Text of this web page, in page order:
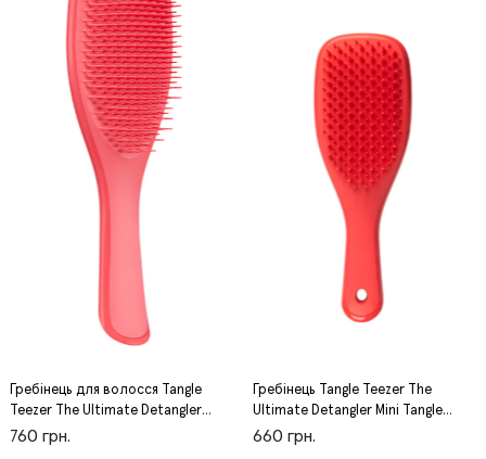
Гребінець для волосся Tangle
Teezer The Ultimate Detangler
Tangle Teezer
760 грн.
Гребінець Tangle Teezer The
Ultimate Detangler Mini Tangle
Teezer
660 грн.